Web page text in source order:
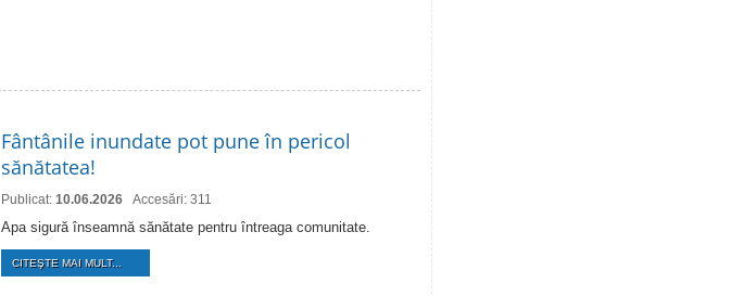
Fântânile inundate pot pune în pericol
sănătatea!
Publicat: 10.06.2026 Accesări: 311
Apa sigură înseamnă sănătate pentru întreaga comunitate.
CITEŞTE MAI MULT...